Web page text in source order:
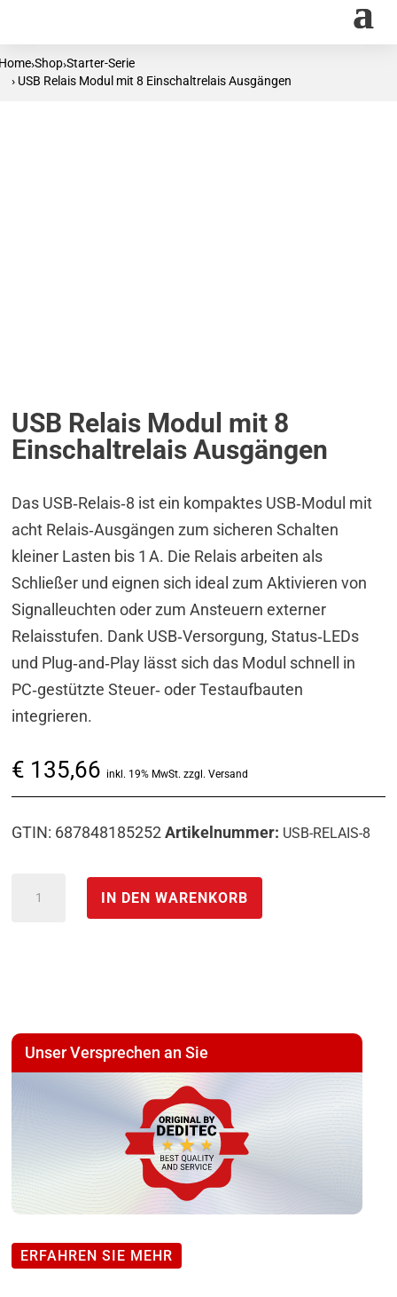
›Shop›Starter-Serie
› USB Relais Modul mit 8 Einschaltrelais Ausgängen
USB Relais Modul mit 8
Einschaltrelais Ausgängen
Das USB‑Relais‑8 ist ein kompaktes USB‑Modul mit
acht Relais‑Ausgängen zum sicheren Schalten
kleiner Lasten bis 1 A. Die Relais arbeiten als
Schließer und eignen sich ideal zum Aktivieren von
Signalleuchten oder zum Ansteuern externer
Relaisstufen. Dank USB‑Versorgung, Status‑LEDs
und Plug‑and‑Play lässt sich das Modul schnell in
PC‑gestützte Steuer‑ oder Testaufbauten
integrieren.
€ 135,66 inkl. 19% MwSt. zzgl. Versand
GTIN: 687848185252 Artikelnummer: USB-RELAIS-8
Ausgängen
Menge
IN DEN WARENKORB
Unser Versprechen an Sie
ERFAHREN SIE MEHR